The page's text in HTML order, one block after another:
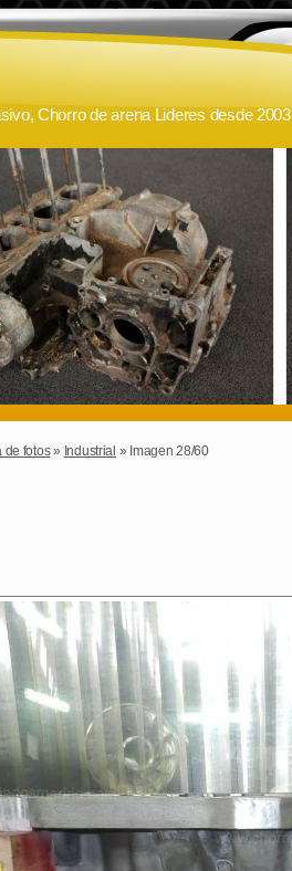
Chorro de arena Lideres desde 2003
de fotos» Industrial » Imagen 28/60